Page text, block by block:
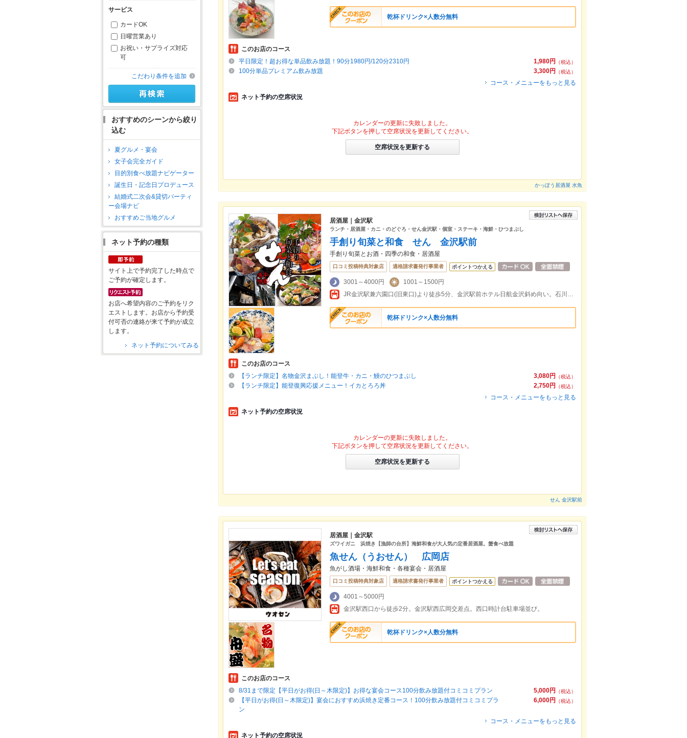
サービス
カードOK
日曜営業あり
お祝い・サプライズ対応
可
こだわり条件を追加
おすすめのシーンから絞り
込む
夏グルメ・宴会
女子会完全ガイド
目的別食べ放題ナビゲーター
誕生日・記念日プロデュース
結婚式二次会&貸切パーティ
ー会場ナビ
おすすめご当地グルメ
ネット予約の種類
サイト上で予約完了した時点で
ご予約が確定します。
お店へ希望内容のご予約をリク
エストします。お店から予約受
付可否の連絡が来て予約が成立
します。
ネット予約についてみる
乾杯ドリンク×人数分無料
このお店のコース
1,980円
（税込）
平日限定！超お得な単品飲み放題！90分1980円/120分2310円
3,300円
（税込）
100分単品プレミアム飲み放題
コース・メニューをもっと見る
ネット予約の空席状況
カレンダーの更新に失敗しました。
下記ボタンを押して空席状況を更新してください。
空席状況を更新する
かっぽう居酒屋 水魚
居酒屋｜金沢駅
ランチ・居酒屋・カニ・のどぐろ・せん金沢駅・個室・ステーキ・海鮮・ひつまぶし
手創り旬菜と和食 せん 金沢駅前
手創り旬菜とお酒・四季の和食・居酒屋
口コミ投稿特典対象店 適格請求書発行事業者 ポイントつかえる
3001～4000円
1001～1500円
JR金沢駅兼六園口(旧東口)より徒歩5分、金沢駅前ホテル日航金沢斜め向い。石川県立音楽堂斜め向い。
乾杯ドリンク×人数分無料
このお店のコース
3,080円
（税込）
【ランチ限定】名物金沢まぶし！能登牛・カニ・鰻のひつまぶし
2,750円
（税込）
【ランチ限定】能登復興応援メニュー！イカとろろ丼
コース・メニューをもっと見る
ネット予約の空席状況
カレンダーの更新に失敗しました。
下記ボタンを押して空席状況を更新してください。
空席状況を更新する
せん 金沢駅前
居酒屋｜金沢駅
ズワイガニ 浜焼き【漁師の台所】海鮮和食が大人気の定番居酒屋。蟹食べ放題
魚せん（うおせん） 広岡店
魚がし酒場・海鮮和食・各種宴会・居酒屋
口コミ投稿特典対象店 適格請求書発行事業者 ポイントつかえる
4001～5000円
金沢駅西口から徒歩2分。金沢駅西広岡交差点。西口時計台駐車場並び。
乾杯ドリンク×人数分無料
このお店のコース
5,000円
（税込）
8/31まで限定【平日がお得(日～木限定)】お得な宴会コース100分飲み放題付コミコミプラン
6,000円
（税込）
【平日がお得(日～木限定)】宴会におすすめ浜焼き定番コース！100分飲み放題付コミコミプラ
ン
コース・メニューをもっと見る
ネット予約の空席状況